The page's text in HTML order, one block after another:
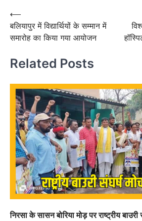
Post
navigation
⟵
बलियापुर में विद्यार्थियों के सम्मान में
समारोह का किया गया आयोजन
Related Posts
निरसा के सासन बोरिया मोड़ पर राष्ट्रीय बाउरी